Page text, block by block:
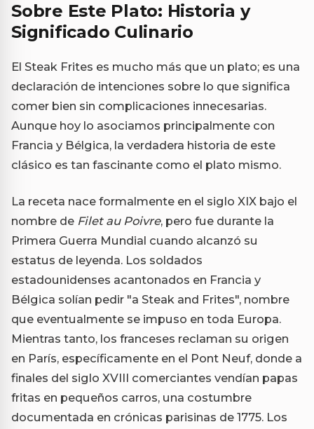
Sobre Este Plato: Historia y
Significado Culinario
El Steak Frites es mucho más que un plato; es una
declaración de intenciones sobre lo que significa
comer bien sin complicaciones innecesarias.
Aunque hoy lo asociamos principalmente con
Francia y Bélgica, la verdadera historia de este
clásico es tan fascinante como el plato mismo.
La receta nace formalmente en el siglo XIX bajo el
nombre de Filet au Poivre, pero fue durante la
Primera Guerra Mundial cuando alcanzó su
estatus de leyenda. Los soldados
estadounidenses acantonados en Francia y
Bélgica solían pedir "a Steak and Frites", nombre
que eventualmente se impuso en toda Europa.
Mientras tanto, los franceses reclaman su origen
en París, específicamente en el Pont Neuf, donde a
finales del siglo XVIII comerciantes vendían papas
fritas en pequeños carros, una costumbre
documentada en crónicas parisinas de 1775. Los